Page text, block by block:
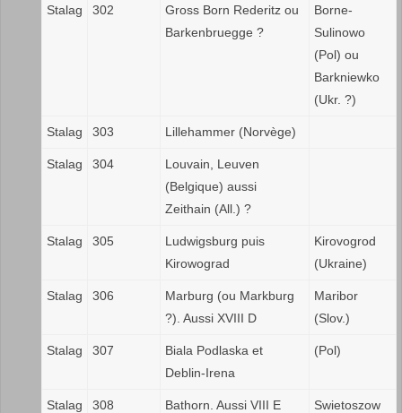
Stalag 302
Gross Born Rederitz ou
Barkenbruegge ?
Borne-
Sulinowo
(Pol) ou
Barkniewko
(Ukr. ?)
Stalag 303 Lillehammer (Norvège)
Stalag 304
Louvain, Leuven
(Belgique) aussi
Zeithain (All.) ?
Stalag 305
Ludwigsburg puis
Kirowograd
Kirovogrod
(Ukraine)
Stalag 306
Marburg (ou Markburg
?). Aussi XVIII D
Maribor
(Slov.)
Stalag 307
Biala Podlaska et
Deblin-Irena
(Pol)
Stalag 308
Bathorn. Aussi VIII E
Swietoszow